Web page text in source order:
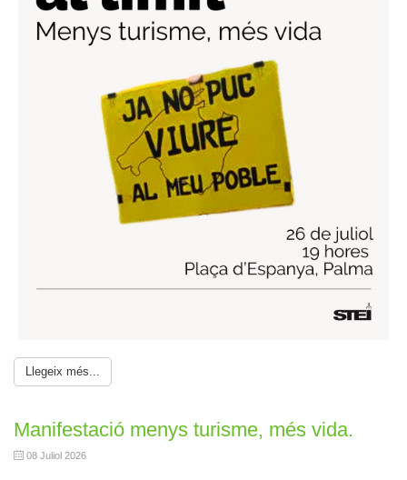
Llegeix més...
Manifestació menys turisme, més vida.
08 Juliol 2026